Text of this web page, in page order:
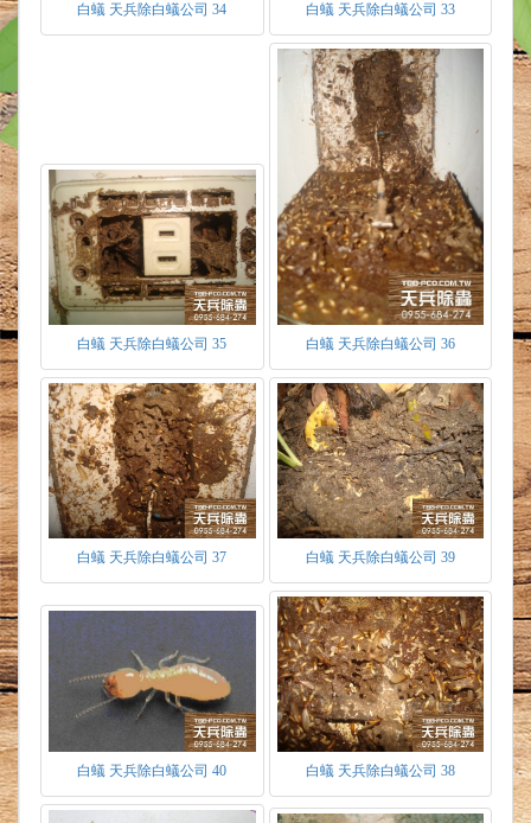
白蟻 天兵除白蟻公司 34 白蟻 天兵除白蟻公司 33
白蟻 天兵除白蟻公司 35 白蟻 天兵除白蟻公司 36
白蟻 天兵除白蟻公司 37 白蟻 天兵除白蟻公司 39
白蟻 天兵除白蟻公司 40 白蟻 天兵除白蟻公司 38